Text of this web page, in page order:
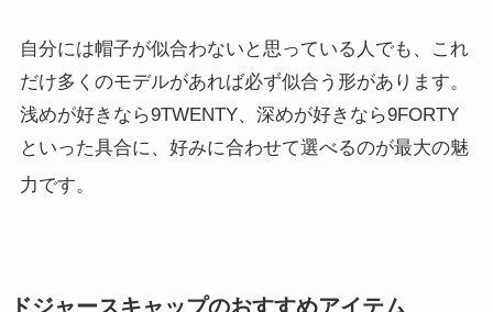
自分には帽子が似合わないと思っている人でも、これ
だけ多くのモデルがあれば必ず似合う形があります。
浅めが好きなら9TWENTY、深めが好きなら9FORTY
といった具合に、好みに合わせて選べるのが最大の魅
力です。
ドジャースキャップのおすすめアイテム